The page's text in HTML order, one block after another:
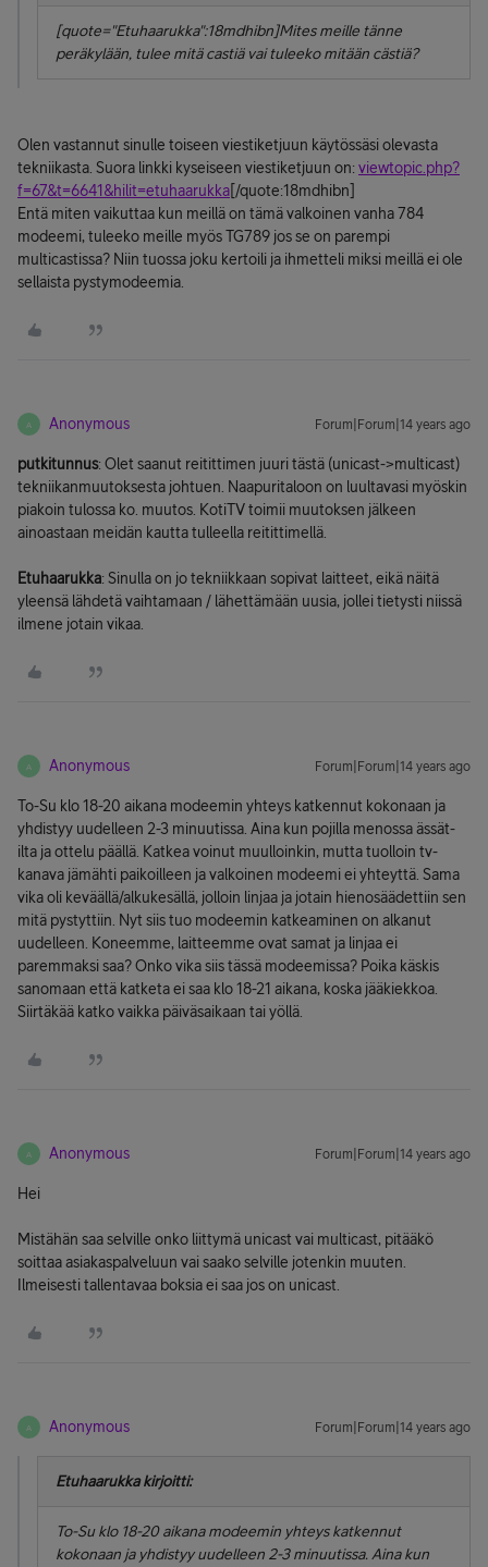
[quote="Etuhaarukka":18mdhibn]Mites meille tänne
peräkylään, tulee mitä castiä vai tuleeko mitään cästiä?
Olen vastannut sinulle toiseen viestiketjuun käytössäsi olevasta
tekniikasta. Suora linkki kyseiseen viestiketjuun on: viewtopic.php?
f=67&t=6641&hilit=etuhaarukka [/quote:18mdhibn]
Entä miten vaikuttaa kun meillä on tämä valkoinen vanha 784
modeemi, tuleeko meille myös TG789 jos se on parempi
multicastissa? Niin tuossa joku kertoili ja ihmetteli miksi meillä ei ole
sellaista pystymodeemia.
A Anonymous Forum|Forum|14 years ago
putkitunnus: Olet saanut reitittimen juuri tästä (unicast->multicast)
tekniikanmuutoksesta johtuen. Naapuritaloon on luultavasi myöskin
piakoin tulossa ko. muutos. KotiTV toimii muutoksen jälkeen
ainoastaan meidän kautta tulleella reitittimellä.
Etuhaarukka: Sinulla on jo tekniikkaan sopivat laitteet, eikä näitä
yleensä lähdetä vaihtamaan / lähettämään uusia, jollei tietysti niissä
ilmene jotain vikaa.
A Anonymous Forum|Forum|14 years ago
To-Su klo 18-20 aikana modeemin yhteys katkennut kokonaan ja
yhdistyy uudelleen 2-3 minuutissa. Aina kun pojilla menossa ässät-
ilta ja ottelu päällä. Katkea voinut muulloinkin, mutta tuolloin tv-
kanava jämähti paikoilleen ja valkoinen modeemi ei yhteyttä. Sama
vika oli keväällä/alkukesällä, jolloin linjaa ja jotain hienosäädettiin sen
mitä pystyttiin. Nyt siis tuo modeemin katkeaminen on alkanut
uudelleen. Koneemme, laitteemme ovat samat ja linjaa ei
paremmaksi saa? Onko vika siis tässä modeemissa? Poika käskis
sanomaan että katketa ei saa klo 18-21 aikana, koska jääkiekkoa.
Siirtäkää katko vaikka päiväsaikaan tai yöllä.
A Anonymous Forum|Forum|14 years ago
Hei
Mistähän saa selville onko liittymä unicast vai multicast, pitääkö
soittaa asiakaspalveluun vai saako selville jotenkin muuten.
Ilmeisesti tallentavaa boksia ei saa jos on unicast.
A Anonymous Forum|Forum|14 years ago
Etuhaarukka kirjoitti:
To-Su klo 18-20 aikana modeemin yhteys katkennut
kokonaan ja yhdistyy uudelleen 2-3 minuutissa. Aina kun